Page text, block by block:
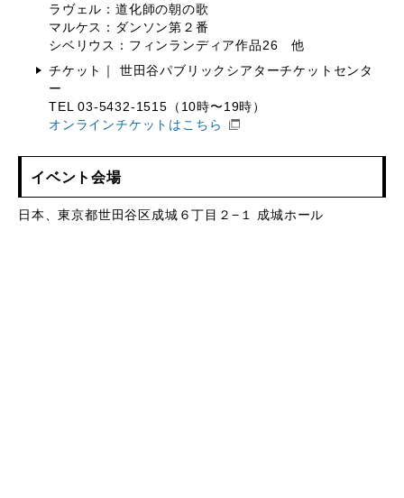
ラヴェル：道化師の朝の歌
マルケス：ダンソン第２番
シベリウス：フィンランディア作品26 他
チケット｜ 世田谷パブリックシアターチケットセンタ
ー
TEL 03-5432-1515（10時〜19時）
オンラインチケットはこちら
イベント会場
日本、東京都世田谷区成城６丁目２−１ 成城ホール